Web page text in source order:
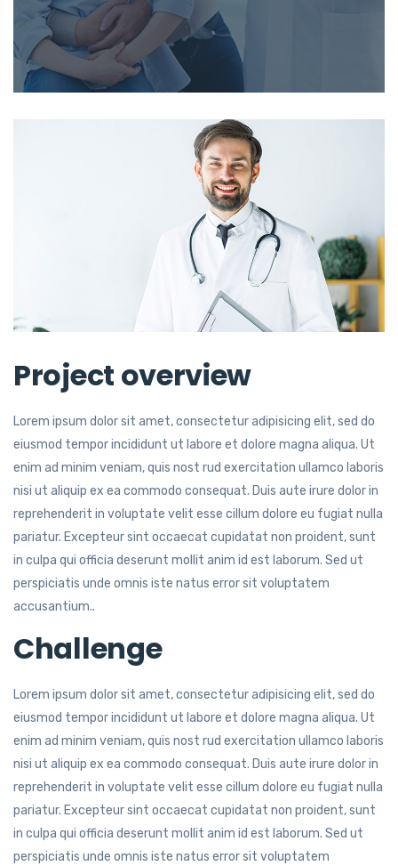
Project overview
Lorem ipsum dolor sit amet, consectetur adipisicing elit, sed do
eiusmod tempor incididunt ut labore et dolore magna aliqua. Ut
enim ad minim veniam, quis nost rud exercitation ullamco laboris
nisi ut aliquip ex ea commodo consequat. Duis aute irure dolor in
reprehenderit in voluptate velit esse cillum dolore eu fugiat nulla
pariatur. Excepteur sint occaecat cupidatat non proident, sunt
in culpa qui officia deserunt mollit anim id est laborum. Sed ut
perspiciatis unde omnis iste natus error sit voluptatem
accusantium..
Challenge
Lorem ipsum dolor sit amet, consectetur adipisicing elit, sed do
eiusmod tempor incididunt ut labore et dolore magna aliqua. Ut
enim ad minim veniam, quis nost rud exercitation ullamco laboris
nisi ut aliquip ex ea commodo consequat. Duis aute irure dolor in
reprehenderit in voluptate velit esse cillum dolore eu fugiat nulla
pariatur. Excepteur sint occaecat cupidatat non proident, sunt
in culpa qui officia deserunt mollit anim id est laborum. Sed ut
perspiciatis unde omnis iste natus error sit voluptatem